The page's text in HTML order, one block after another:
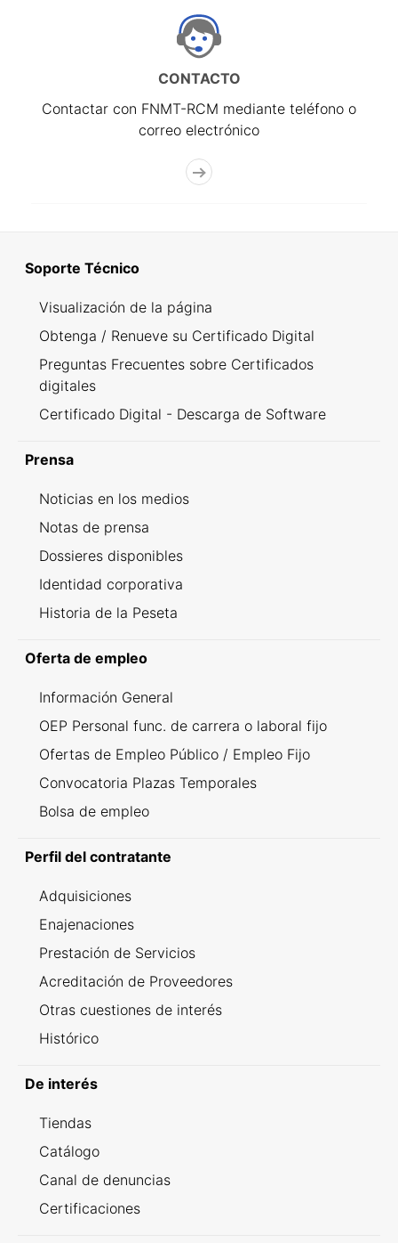
CONTACTO
Contactar con FNMT-RCM mediante teléfono o
correo electrónico
Soporte Técnico
Visualización de la página
Obtenga / Renueve su Certificado Digital
Preguntas Frecuentes sobre Certificados
digitales
Certificado Digital - Descarga de Software
Prensa
Noticias en los medios
Notas de prensa
Dossieres disponibles
Identidad corporativa
Historia de la Peseta
Oferta de empleo
Información General
OEP Personal func. de carrera o laboral fijo
Ofertas de Empleo Público / Empleo Fijo
Convocatoria Plazas Temporales
Bolsa de empleo
Perfil del contratante
Adquisiciones
Enajenaciones
Prestación de Servicios
Acreditación de Proveedores
Otras cuestiones de interés
Histórico
De interés
Tiendas
Catálogo
Canal de denuncias
Certificaciones